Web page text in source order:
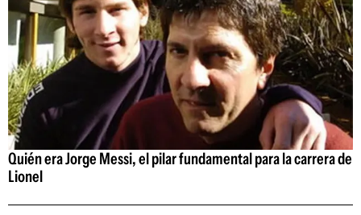
Quién era Jorge Messi, el pilar fundamental para la carrera de
Lionel